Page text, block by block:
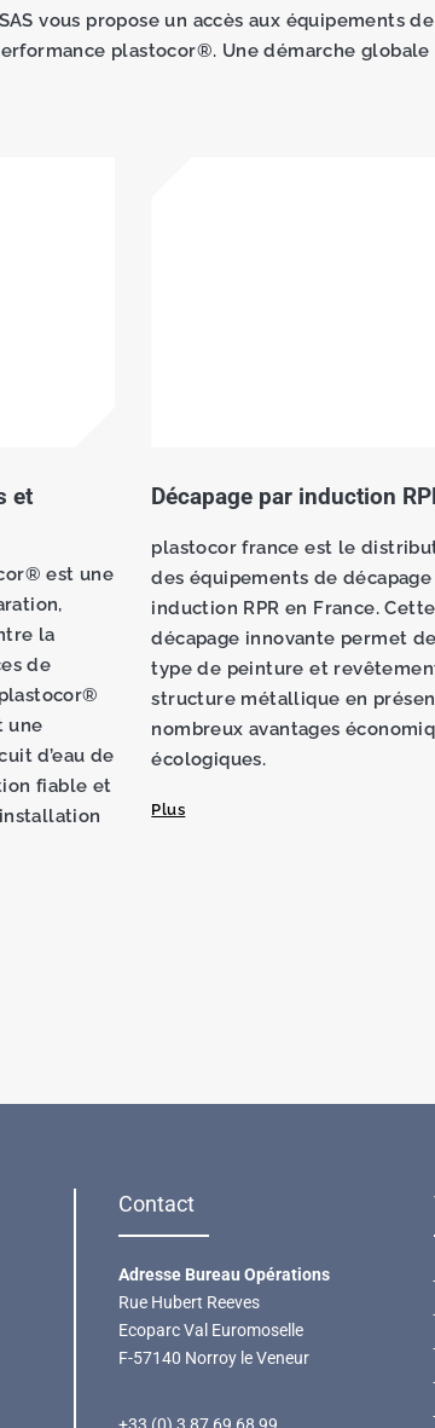
vous propose un accès aux équipements
plastocor®. Une démarche
et
est une
la
de
une
d’eau de
fiable et
Décapage par induction
plastocor france est le
des équipements de décapage
induction RPR en France.
décapage innovante permet
type de peinture et
structure métallique en
nombreux avantages
écologiques.
Plus
Contact
Adresse Bureau Opérations
Rue Hubert Reeves
Ecoparc Val Euromoselle
F-57140 Norroy le Veneur